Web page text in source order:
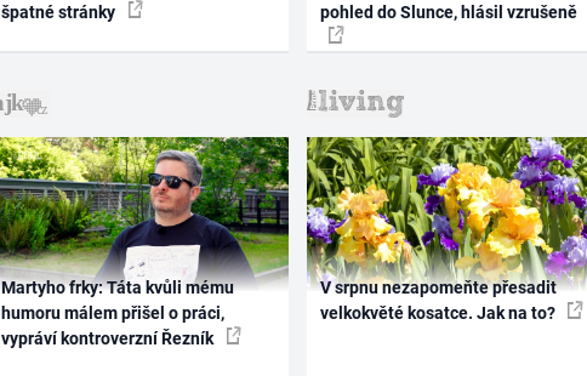
špatné stránky
pohled do Slunce, hlásil vzrušeně
Martyho frky: Táta kvůli mému
humoru málem přišel o práci,
vypráví kontroverzní Řezník
V srpnu nezapomeňte přesadit
velkokvěté kosatce. Jak na to?